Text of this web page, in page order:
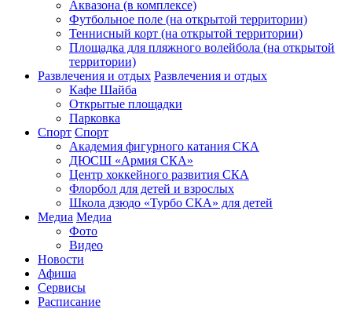
Аквазона (в комплексе)
Футбольное поле (на открытой территории)
Теннисный корт (на открытой территории)
Площадка для пляжного волейбола (на открытой
территории)
Развлечения и отдых Развлечения и отдых
Кафе Шайба
Открытые площадки
Парковка
Спорт Спорт
Академия фигурного катания СКА
ДЮСШ «Армия СКА»
Центр хоккейного развития СКА
Флорбол для детей и взрослых
Школа дзюдо «Турбо СКА» для детей
Медиа Медиа
Фото
Видео
Новости
Афиша
Сервисы
Расписание